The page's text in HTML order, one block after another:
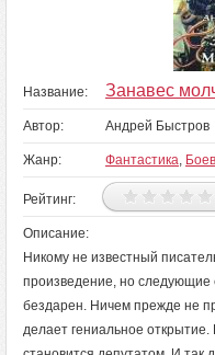
Название: Занавес
Автор: Андрей Быстров
Жанр: Фантастика,
Рейтинг:
Описание:
Никому не известный
произведение, но следующие
бездарен. Ничем прежде не
делает гениальное